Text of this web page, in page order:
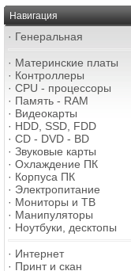
Навигация
· Генеральная
· Материнские платы
· Контроллеры
· CPU - процессоры
· Память - RAM
· Видеокарты
· HDD, SSD, FDD
· CD - DVD - BD
· Звуковые карты
· Охлаждение ПК
· Корпуса ПК
· Электропитание
· Мониторы и ТВ
· Манипуляторы
· Ноутбуки, десктопы
· Интернет
· Принт и скан